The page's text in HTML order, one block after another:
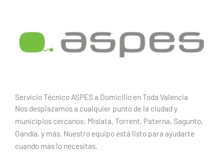
Servicio Técnico ASPES a Domicilio en Toda Valencia
Nos desplazamos a cualquier punto de la ciudad y
municipios cercanos: Mislata, Torrent, Paterna, Sagunto,
Gandía, y más. Nuestro equipo está listo para ayudarte
cuando más lo necesitas.